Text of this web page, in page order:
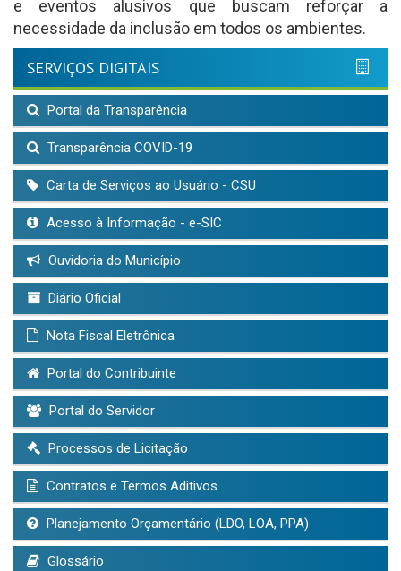
e eventos alusivos que buscam reforçar a
necessidade da inclusão em todos os ambientes.
SERVIÇOS DIGITAIS
Portal da Transparência
Transparência COVID-19
Carta de Serviços ao Usuário - CSU
Acesso à Informação - e-SIC
Ouvidoria do Município
Diário Oficial
Nota Fiscal Eletrônica
Portal do Contribuinte
Portal do Servidor
Processos de Licitação
Contratos e Termos Aditivos
Planejamento Orçamentário (LDO, LOA, PPA)
Glossário